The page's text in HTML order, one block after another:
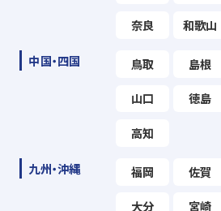
奈良 和歌山
中国・四国 鳥取 島根
山口 徳島
高知
九州・沖縄 福岡 佐賀
大分 宮崎